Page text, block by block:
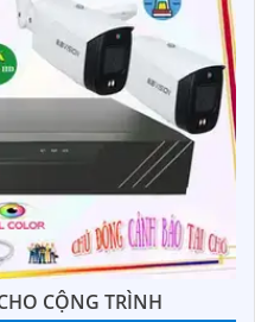
CỘNG TRÌNH